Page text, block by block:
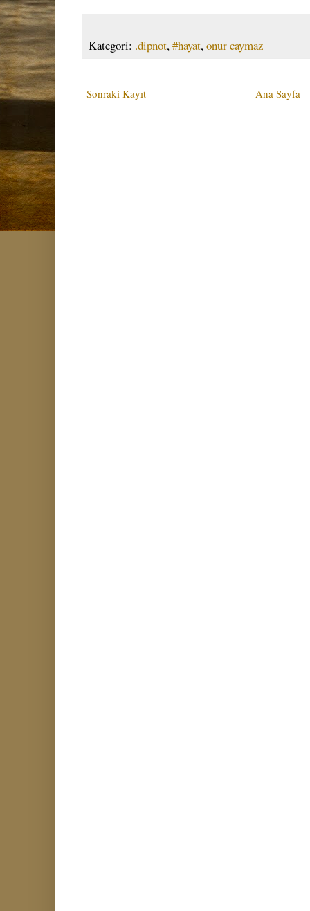
Kategori: .dipnot,#hayat,onur caymaz
Sonraki Kayıt Ana Sayfa